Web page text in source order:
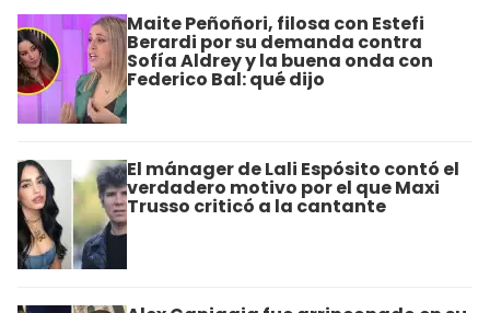
Maite Peñoñori, filosa con Estefi
Berardi por su demanda contra
Sofía Aldrey y la buena onda con
Federico Bal: qué dijo
El mánager de Lali Espósito contó el
verdadero motivo por el que Maxi
Trusso criticó a la cantante